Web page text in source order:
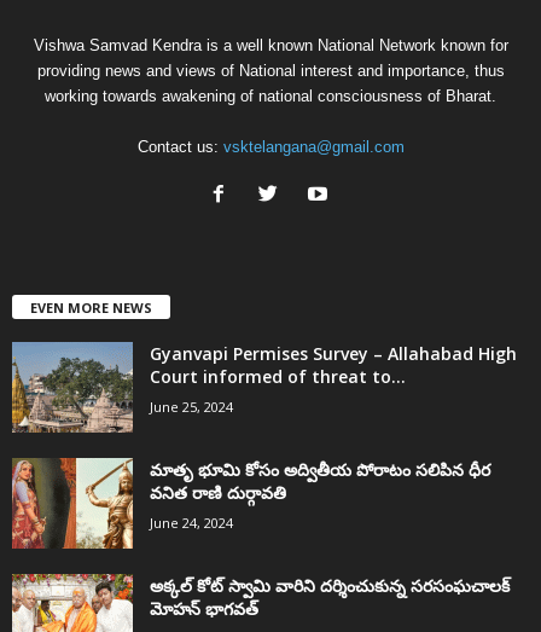
Vishwa Samvad Kendra is a well known National Network known for
providing news and views of National interest and importance, thus
working towards awakening of national consciousness of Bharat.
Contact us: vsktelangana@gmail.com
EVEN MORE NEWS
Gyanvapi Permises Survey – Allahabad High
Court informed of threat to...
June 25, 2024
మాతృ భూమి కోసం అద్వితీయ పోరాటం సలిపిన ధీర
వనిత రాణి దుర్గావతి
June 24, 2024
అక్కల్‌ కోట్‌ స్వామి వారిని దర్శించుకున్న సరసంఘచాలక్
మోహన్ భాగవత్